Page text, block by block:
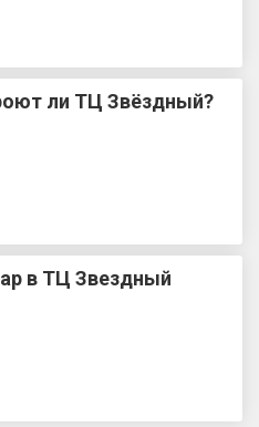
ли ТЦ Звёздный?
в ТЦ Звездный